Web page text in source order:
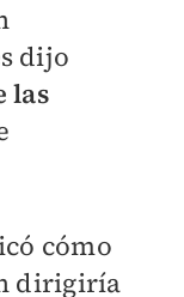
dijo
las
cómo
dirigiría